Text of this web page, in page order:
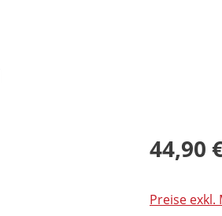
44,90
Preise exkl.